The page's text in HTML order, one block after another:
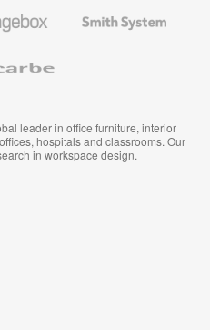
System
leader in office furniture, interior
hospitals and classrooms. Our
in workspace design.